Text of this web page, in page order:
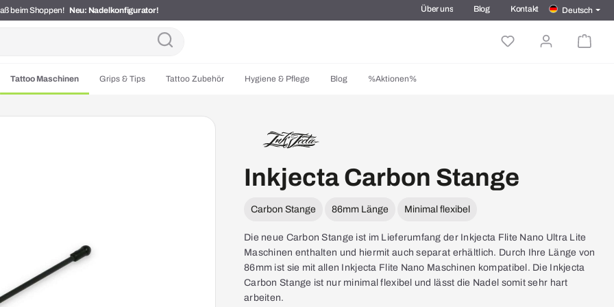
beim Shoppen! Neu: Nadelkonfigurator! Über uns Blog Kontakt Deutsch
Tattoo Maschinen Grips & Tips Tattoo Zubehör Hygiene & Pflege Blog %Aktionen%
Inkjecta Carbon Stange
Carbon Stange 86mm Länge Minimal flexibel
Die neue Carbon Stange ist im Lieferumfang der Inkjecta Flite Nano Ultra Lite
Maschinen enthalten und hiermit auch separat erhältlich. Durch Ihre Länge von
86mm ist sie mit allen Inkjecta Flite Nano Maschinen kompatibel. Die Inkjecta
Carbon Stange ist nur minimal flexibel und lässt die Nadel somit sehr hart
arbeiten.